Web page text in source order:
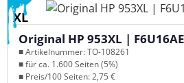
XL
Original HP 953XL |
■ Artikelnummer: TO-108261
■ für ca. 1.600 Seiten (5%)
■ Preis/100 Seiten: 2,75 €